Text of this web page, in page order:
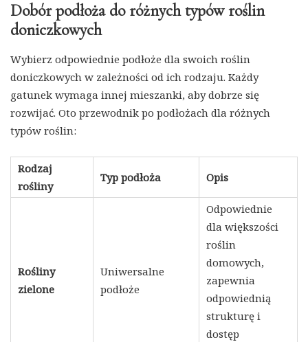
Dobór podłoża do różnych typów roślin
doniczkowych
Wybierz odpowiednie podłoże dla swoich roślin
doniczkowych w zależności od ich rodzaju. Każdy
gatunek wymaga innej mieszanki, aby dobrze się
rozwijać. Oto przewodnik po podłożach dla różnych
typów roślin:
Rodzaj
rośliny
Typ podłoża Opis
Rośliny
zielone
Uniwersalne
podłoże
Odpowiednie
dla większości
roślin
domowych,
zapewnia
odpowiednią
strukturę i
dostęp